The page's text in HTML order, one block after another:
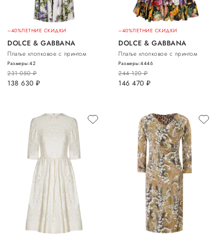
–40%ЛЕТНИЕ СКИДКИ
DOLCE & GABBANA
Платье хлопковое с принтом
231 050руб.
138 630 руб.
Размеры:42
–40%ЛЕТНИЕ СКИДКИ
DOLCE & GABBANA
Платье хлопковое с принтом
244 120руб.
146 470 руб.
Размеры:4446